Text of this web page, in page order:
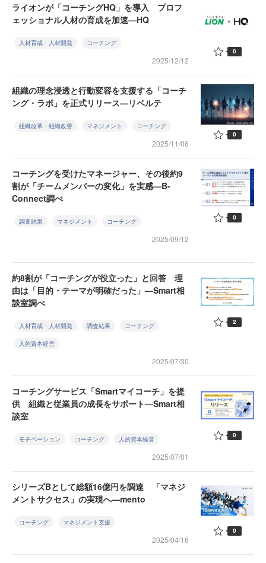
ライオンが「コーチングHQ」を導入 プロフ
ェッショナル人材の育成を加速—HQ
人材育成・人材開発 コーチング
2025/12/12
0
組織の理念浸透と行動変容を支援する「コーチ
ング・ラボ」を正式リリース—リベルテ
組織改革・組織改善 マネジメント コーチング
2025/11/06
0
コーチングを受けたマネージャー、その後約9
割が「チームメンバーの変化」を実感—B-
Connect調べ
調査結果 マネジメント コーチング
2025/09/12
0
約8割が「コーチングが役立った」と回答 理
由は「目的・テーマが明確だった」—Smart相
談室調べ
人材育成・人材開発 調査結果 コーチング
人的資本経営
2025/07/30
2
コーチングサービス「Smartマイコーチ」を提
供 組織と従業員の成長をサポート—Smart相
談室
モチベーション コーチング 人的資本経営
2025/07/01
0
シリーズBとして総額16億円を調達 「マネジ
メントサクセス」の実現へ—mento
コーチング マネジメント支援
2025/04/16
0